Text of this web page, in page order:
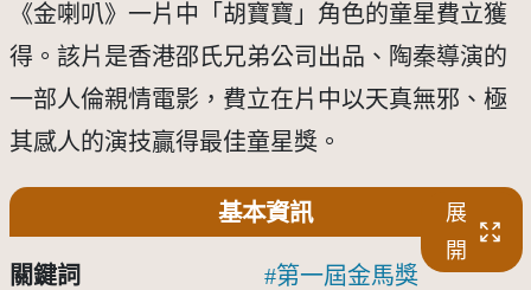
《金喇叭》一片中「胡寶寶」角色的童星費立獲
得。該片是香港邵氏兄弟公司出品、陶秦導演的
一部人倫親情電影，費立在片中以天真無邪、極
其感人的演技贏得最佳童星獎。
基本資訊
展
開
關鍵詞
第一屆金馬獎